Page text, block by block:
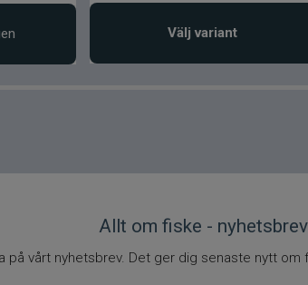
Välj variant
Allt om fiske - nyhetsbrev
på vårt nyhetsbrev. Det ger dig senaste nytt om